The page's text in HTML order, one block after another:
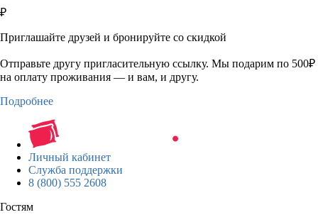
₽
Приглашайте друзей и бронируйте со скидкой
Отправьте другу пригласительную ссылку. Мы подарим по 500₽
на оплату проживания — и вам, и другу.
Подробнее
Личный кабинет
Служба поддержки
8 (800) 555 2608
Гостям